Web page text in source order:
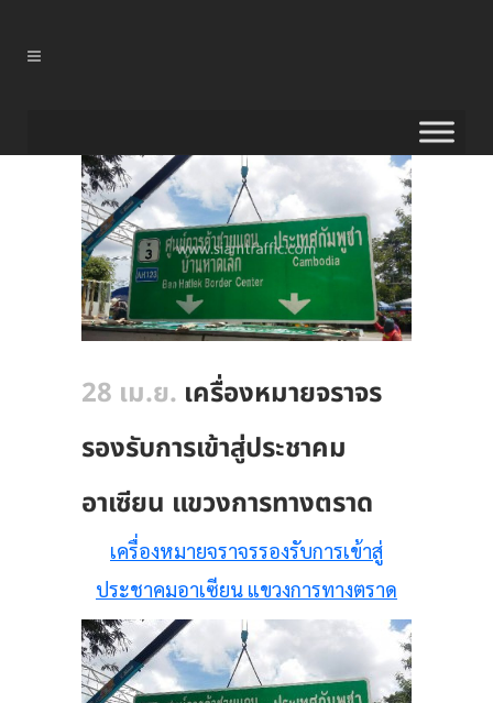
28 เม.ย. เครื่องหมายจราจร
รองรับการเข้าสู่ประชาคม
อาเซียน แขวงการทางตราด
เครื่องหมายจราจรรองรับการเข้าสู่
ประชาคมอาเซียน แขวงการทางตราด